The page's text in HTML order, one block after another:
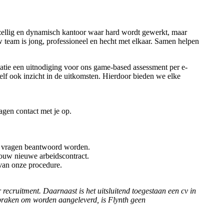
en dynamisch kantoor waar hard wordt gewerkt, maar
is jong, professioneel en hecht met elkaar. Samen helpen
een uitnodiging voor ons game-based assessment per e-
ook inzicht in de uitkomsten. Hierdoor bieden we elke
contact met je op.
beantwoord worden.
nieuwe arbeidscontract.
onze procedure.
Daarnaast is het uitsluitend toegestaan een cv in
om worden aangeleverd, is Flynth geen